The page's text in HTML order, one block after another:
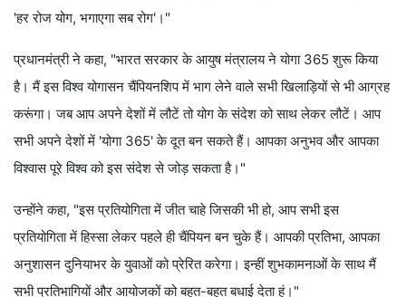
'हर रोज योग, भगाएगा सब रोग'।"
प्रधानमंत्री ने कहा, "भारत सरकार के आयुष मंत्रालय ने योगा 365 शुरू किया
है। मैं इस विश्व योगासन चैंपियनशिप में भाग लेने वाले सभी खिलाड़ियों से भी आग्रह
करूंगा। जब आप अपने देशों में लौटें तो योग के संदेश को साथ लेकर लौटें। आप
सभी अपने देशों में 'योगा 365' के दूत बन सकते हैं। आपका अनुभव और आपका
विश्वास पूरे विश्व को इस संदेश से जोड़ सकता है।"
उन्होंने कहा, "इस प्रतियोगिता में जीत चाहे जिसकी भी हो, आप सभी इस
प्रतियोगिता में हिस्सा लेकर पहले ही चैंपियन बन चुके हैं। आपकी प्रतिभा, आपका
अनुशासन दुनियाभर के युवाओं को प्रेरित करेगा। इन्हीं शुभकामनाओं के साथ मैं
सभी प्रतिभागियों और आयोजकों को बहुत-बहुत बधाई देता हूं।"